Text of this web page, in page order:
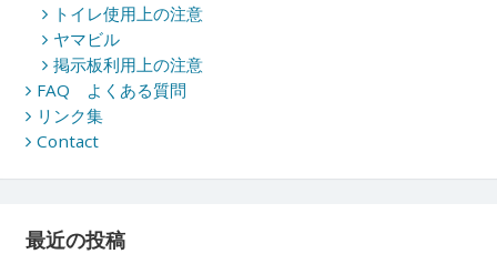
トイレ使用上の注意
ヤマビル
掲示板利用上の注意
FAQ よくある質問
リンク集
Contact
最近の投稿